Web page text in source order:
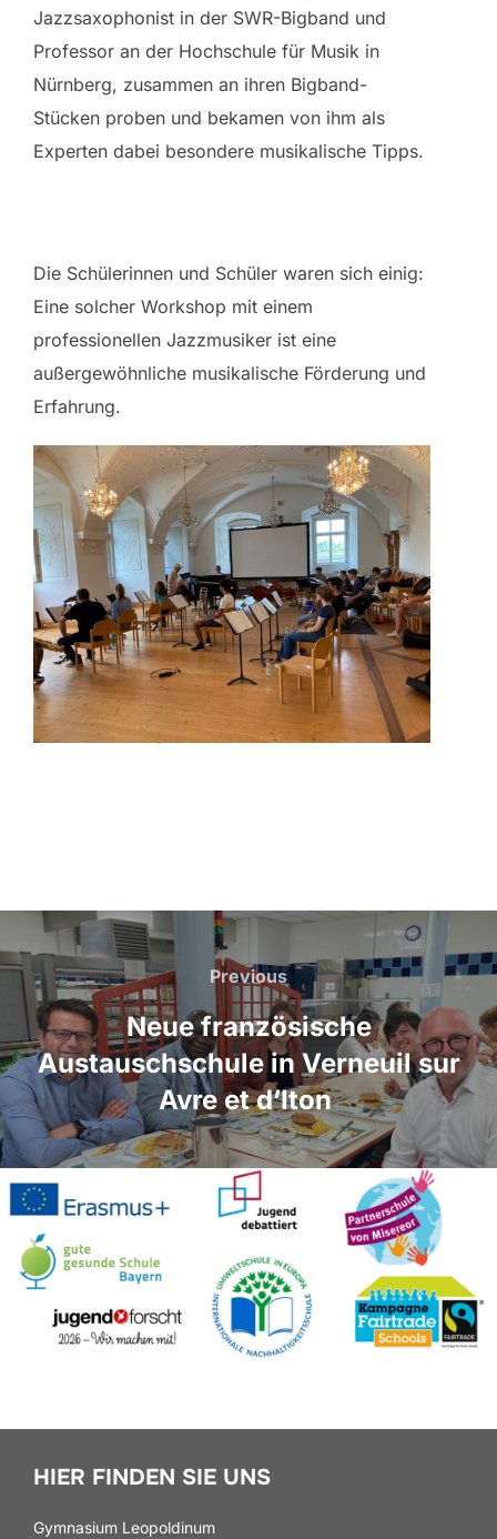
Jazzsaxophonist in der SWR-Bigband und
Professor an der Hochschule für Musik in
Nürnberg, zusammen an ihren Bigband-
Stücken proben und bekamen von ihm als
Experten dabei besondere musikalische Tipps.
Die Schülerinnen und Schüler waren sich einig:
Eine solcher Workshop mit einem
professionellen Jazzmusiker ist eine
außergewöhnliche musikalische Förderung und
Erfahrung.
Beitragsnavigation
Previous
Previous
Neue französische
Austauschschule in Verneuil sur
Avre et d’Iton
HIER FINDEN SIE UNS
Gymnasium Leopoldinum